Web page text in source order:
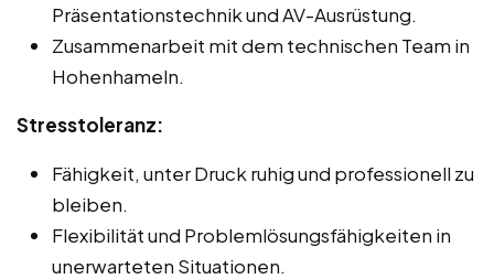
Präsentationstechnik und AV-Ausrüstung.
Zusammenarbeit mit dem technischen Team in
Hohenhameln.
Stresstoleranz:
Fähigkeit, unter Druck ruhig und professionell zu
bleiben.
Flexibilität und Problemlösungsfähigkeiten in
unerwarteten Situationen.